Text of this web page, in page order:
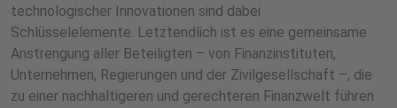
technologischer Innovationen sind dabei
Schlüsselelemente. Letztendlich ist es eine gemeinsame
Anstrengung aller Beteiligten – von Finanzinstituten,
Unternehmen, Regierungen und der Zivilgesellschaft –, die
zu einer nachhaltigeren und gerechteren Finanzwelt führen